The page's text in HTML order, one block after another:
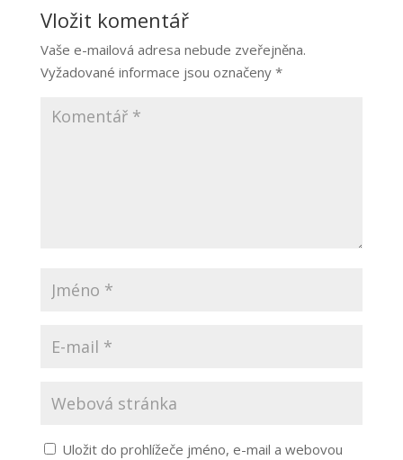
Vložit komentář
Vaše e-mailová adresa nebude zveřejněna.
Vyžadované informace jsou označeny *
Uložit do prohlížeče jméno, e-mail a webovou